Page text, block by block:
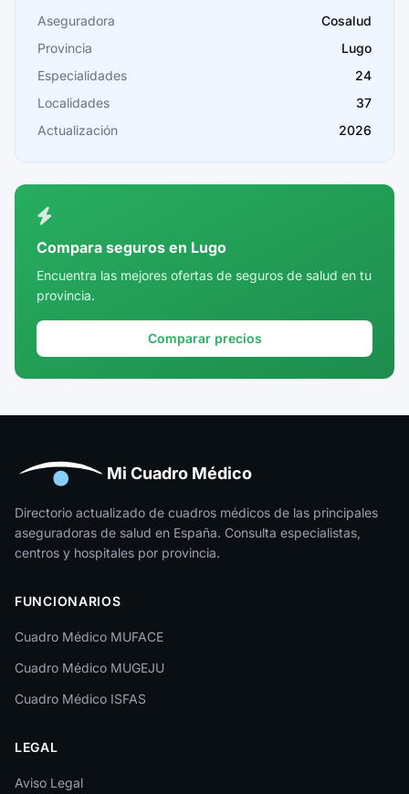
Cáceres
Cádiz
Cantabria
Castellón
Córdoba
Cuenca
Girona
Huesca
Jaén
La Rioja
León
Lleida
Lugo
Málaga
Melilla
Aseguradora
Cosalud
Provincia
Lugo
Especialidades
24
Localidades
37
Actualización
2026
Compara seguros en Lugo
Encuentra las mejores ofertas de seguros de salud en tu
provincia.
Comparar precios
Mi Cuadro Médico
Directorio actualizado de cuadros médicos de las principales
aseguradoras de salud en España. Consulta especialistas,
centros y hospitales por provincia.
FUNCIONARIOS
Cuadro Médico MUFACE
Cuadro Médico MUGEJU
Cuadro Médico ISFAS
LEGAL
Aviso Legal